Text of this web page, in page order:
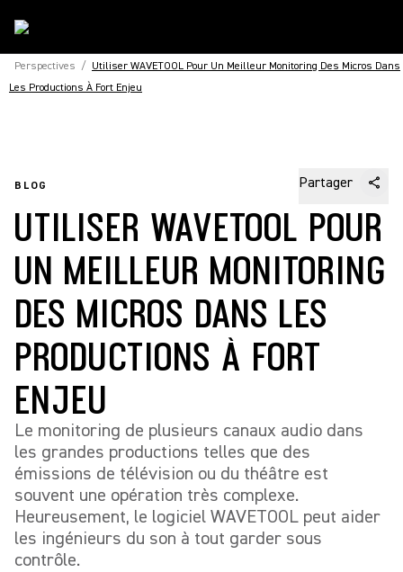
Perspectives / Utiliser WAVETOOL Pour Un Meilleur Monitoring Des Micros Dans
Les Productions À Fort Enjeu
BLOG Partager
UTILISER WAVETOOL POUR
UN MEILLEUR MONITORING
DES MICROS DANS LES
PRODUCTIONS À FORT
ENJEU
Le monitoring de plusieurs canaux audio dans
les grandes productions telles que des
émissions de télévision ou du théâtre est
souvent une opération très complexe.
Heureusement, le logiciel WAVETOOL peut aider
les ingénieurs du son à tout garder sous
contrôle.